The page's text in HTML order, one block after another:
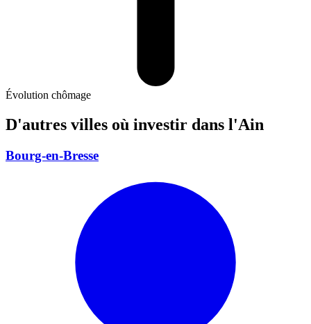
Évolution chômage
D'autres villes où investir dans l'Ain
Bourg-en-Bresse